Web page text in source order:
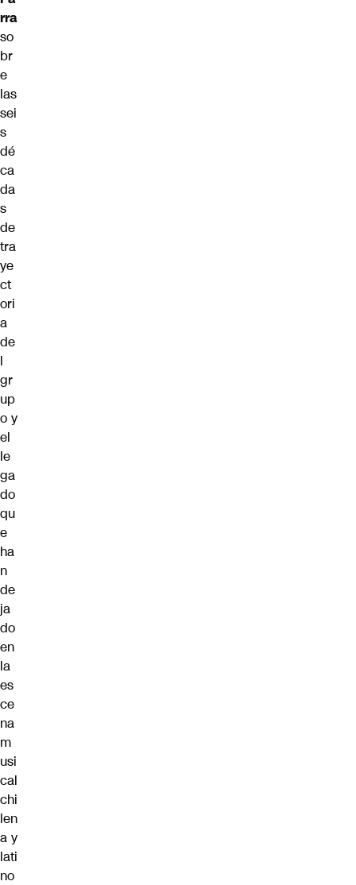
rra
so
br
e
las
sei
s
dé
ca
da
s
de
tra
ye
ct
ori
a
de
l
gr
up
o y
el
le
ga
do
qu
e
ha
n
de
ja
do
en
la
es
ce
na
m
usi
cal
chi
len
a y
lati
no